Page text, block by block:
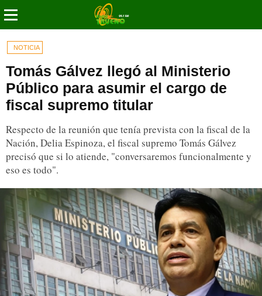
NOTICIA
Tomás Gálvez llegó al Ministerio
Público para asumir el cargo de
fiscal supremo titular
Respecto de la reunión que tenía prevista con la fiscal de la
Nación, Delia Espinoza, el fiscal supremo Tomás Gálvez
precisó que si lo atiende, "conversaremos funcionalmente y
eso es todo".